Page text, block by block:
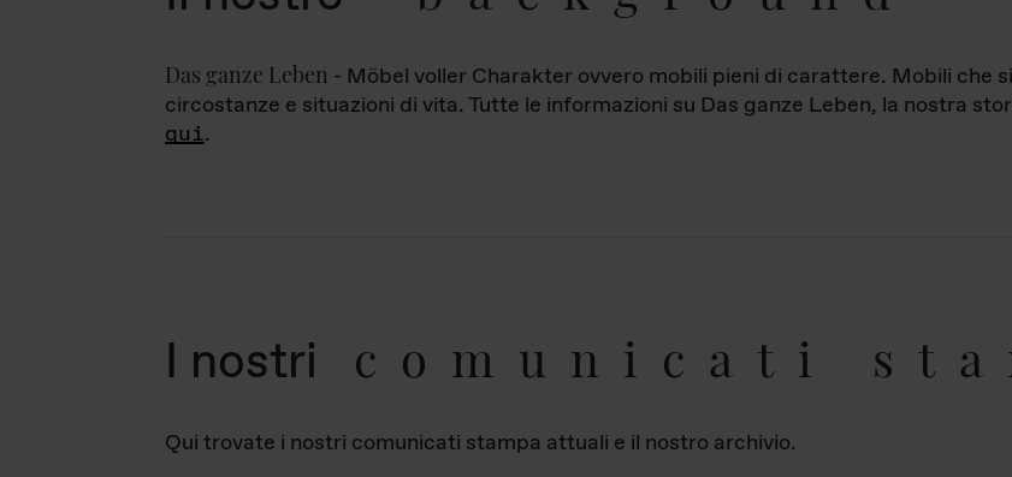
Das ganze Leben - Möbel voller Charakter ovvero mobili pieni di carattere. Mobili che
circostanze e situazioni di vita. Tutte le informazioni su Das ganze Leben, la nostra
qui.
I nostri comunicati
Qui trovate i nostri comunicati stampa attuali e il nostro archivio.